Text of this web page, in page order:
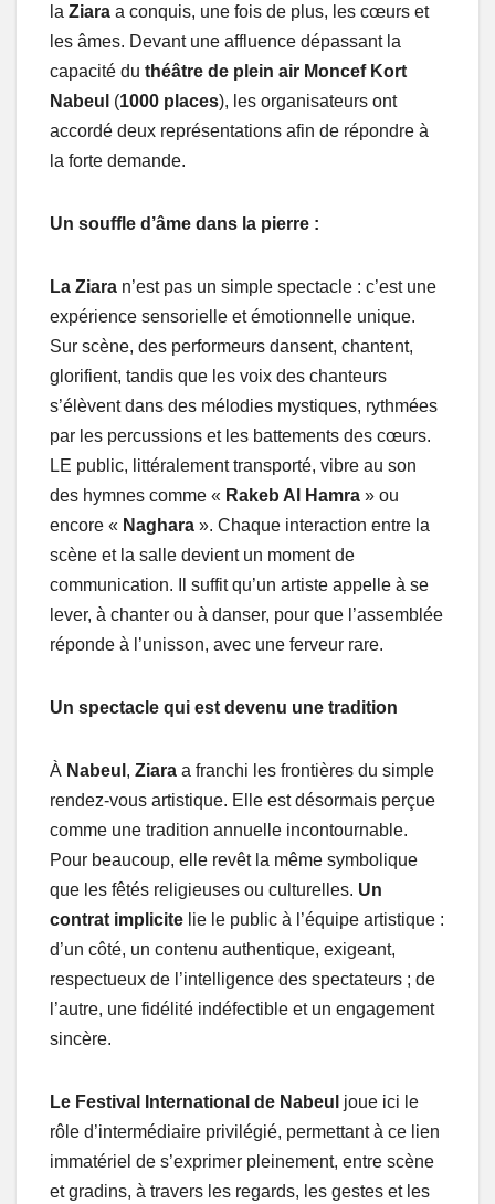
la Ziara a conquis, une fois de plus, les cœurs et
les âmes. Devant une affluence dépassant la
capacité du théâtre de plein air Moncef Kort
Nabeul (1000 places), les organisateurs ont
accordé deux représentations afin de répondre à
la forte demande.
Un souffle d’âme dans la pierre :
La Ziara n’est pas un simple spectacle : c’est une
expérience sensorielle et émotionnelle unique.
Sur scène, des performeurs dansent, chantent,
glorifient, tandis que les voix des chanteurs
s’élèvent dans des mélodies mystiques, rythmées
par les percussions et les battements des cœurs.
LE public, littéralement transporté, vibre au son
des hymnes comme « Rakeb Al Hamra » ou
encore « Naghara ». Chaque interaction entre la
scène et la salle devient un moment de
communication. Il suffit qu’un artiste appelle à se
lever, à chanter ou à danser, pour que l’assemblée
réponde à l’unisson, avec une ferveur rare.
Un spectacle qui est devenu une tradition
À Nabeul , Ziara a franchi les frontières du simple
rendez-vous artistique. Elle est désormais perçue
comme une tradition annuelle incontournable.
Pour beaucoup, elle revêt la même symbolique
que les fêtés religieuses ou culturelles. Un
contrat implicite lie le public à l’équipe artistique :
d’un côté, un contenu authentique, exigeant,
respectueux de l’intelligence des spectateurs ; de
l’autre, une fidélité indéfectible et un engagement
sincère.
Le Festival International de Nabeul joue ici le
rôle d’intermédiaire privilégié, permettant à ce lien
immatériel de s’exprimer pleinement, entre scène
et gradins, à travers les regards, les gestes et les